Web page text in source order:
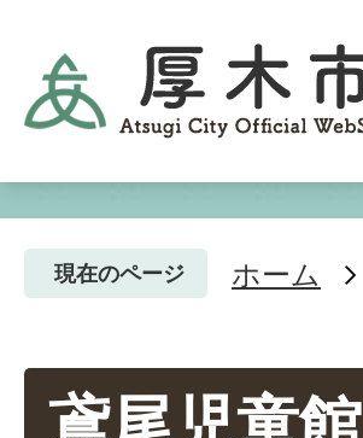
現在のページ ホーム